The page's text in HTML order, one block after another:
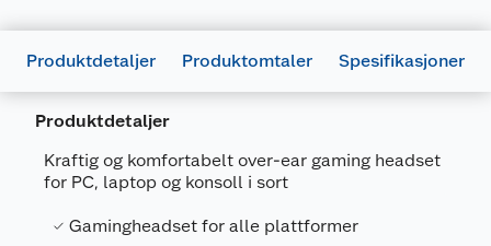
Produktdetaljer Produktomtaler Spesifikasjoner
Produktdetaljer
Kraftig og komfortabelt over-ear gaming headset
for PC, laptop og konsoll i sort
Gamingheadset for alle plattformer
Generelt